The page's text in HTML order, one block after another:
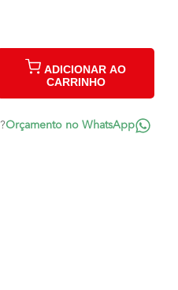
ADICIONAR AO
CARRINHO
Orçamento no WhatsApp